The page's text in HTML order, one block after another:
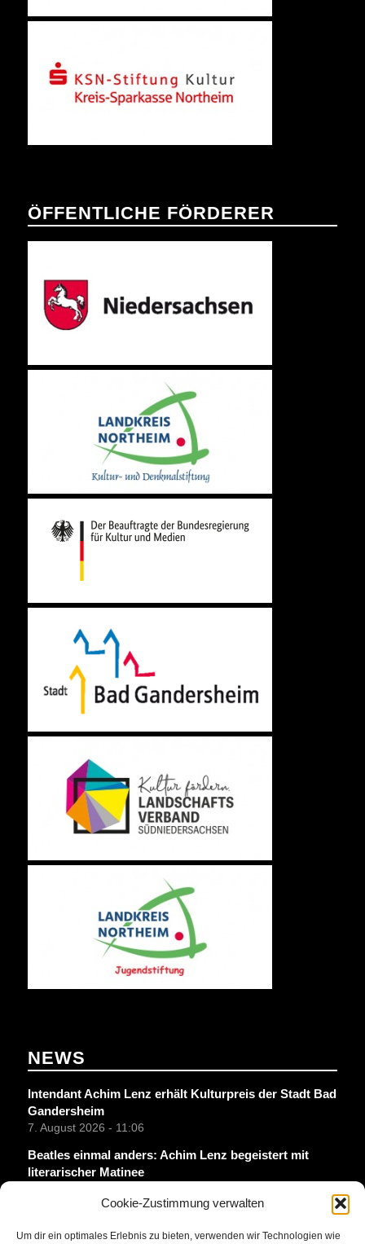
Cookie-Zustimmung verwalten
Um dir ein optimales Erlebnis zu bieten, verwenden wir Technologien wie
ÖFFENTLICHE FÖRDERER
NEWS
Intendant Achim Lenz erhält Kulturpreis der Stadt Bad
Gandersheim
7. August 2026 - 11:06
Beatles einmal anders: Achim Lenz begeistert mit
literarischer Matinee
30. Juli 2026 - 14:11